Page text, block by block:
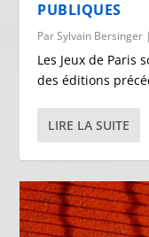
PUBLIQUES
ParSylvain Bersinger
Les Jeux de Paris
des éditions
LIRE LA SUITE